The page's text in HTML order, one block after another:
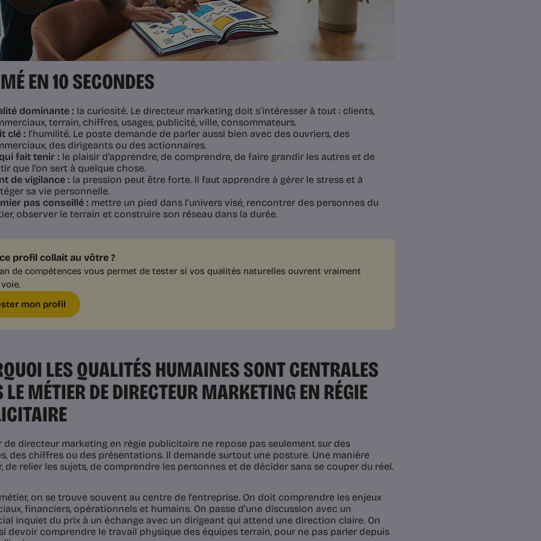
EN 10 SECONDES
dominante : la curiosité. Le directeur marketing doit s’intéresser à tout : clients,
terrain, chiffres, usages, publicité, ville, consommateurs.
clé : l’humilité. Le poste demande de parler aussi bien avec des ouvriers, des
des dirigeants ou des actionnaires.
fait tenir : le plaisir d’apprendre, de comprendre, de faire grandir les autres et de
que l’on sert à quelque chose.
de vigilance : la pression peut être forte. Il faut apprendre à gérer le stress et à
sa vie personnelle.
pas conseillé : mettre un pied dans l’univers visé, rencontrer des personnes du
observer le terrain et construire son réseau dans la durée.
profil collait au vôtre ?
de compétences vous permet de tester si vos qualités naturelles ouvrent vraiment
mon profil
LES QUALITÉS HUMAINES SONT CENTRALES
MÉTIER DE DIRECTEUR MARKETING EN RÉGIE
de directeur marketing en régie publicitaire ne repose pas seulement sur des
des chiffres ou des présentations. Il demande surtout une posture. Une manière
de relier les sujets, de comprendre les personnes et de décider sans se couper du réel.
on se trouve souvent au centre de l’entreprise. On doit comprendre les enjeux
financiers, opérationnels et humains. On passe d’une discussion avec un
inquiet du prix à un échange avec un dirigeant qui attend une direction claire. On
devoir comprendre le travail physique des équipes terrain, pour ne pas parler depuis